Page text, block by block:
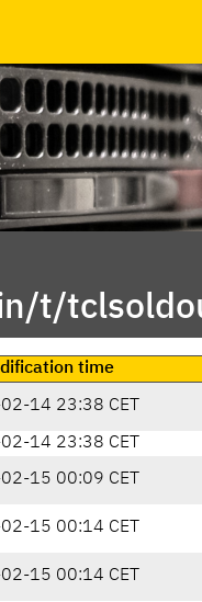
t/
time
14 23:38 CET
14 23:38 CET
15 00:09 CET
15 00:14 CET
15 00:14 CET